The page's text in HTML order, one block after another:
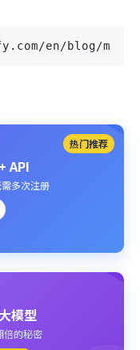
en/blog/
热门推荐
API
多次注册
模型
倍的秘密